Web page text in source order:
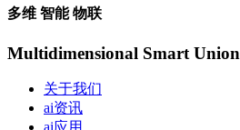
多维 智能 物联
Multidimensional Smart Union
关于我们
ai资讯